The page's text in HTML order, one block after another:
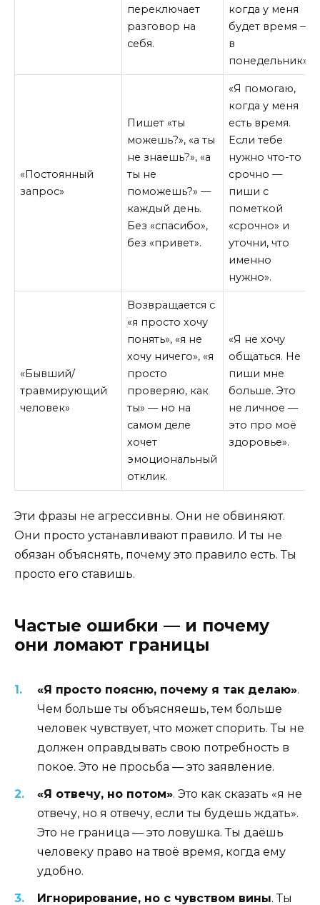
переключает
разговор на
себя.
когда у меня
будет время —
в
понедельник».
«Постоянный
запрос»
Пишет «ты
можешь?», «а ты
не знаешь?», «а
ты не
поможешь?» —
каждый день.
Без «спасибо»,
без «привет».
«Я помогаю,
когда у меня
есть время.
Если тебе
нужно что-то
срочно —
пиши с
пометкой
«срочно» и
уточни, что
именно
нужно».
«Бывший/
травмирующий
человек»
Возвращается с
«я просто хочу
понять», «я не
хочу ничего», «я
просто
проверяю, как
ты» — но на
самом деле
хочет
эмоциональный
отклик.
«Я не хочу
общаться. Не
пиши мне
больше. Это
не личное —
это про моё
здоровье».
Эти фразы не агрессивны. Они не обвиняют.
Они просто устанавливают правило. И ты не
обязан объяснять, почему это правило есть. Ты
просто его ставишь.
Частые ошибки — и почему
они ломают границы
«Я просто поясню, почему я так делаю».
Чем больше ты объясняешь, тем больше
человек чувствует, что может спорить. Ты не
должен оправдывать свою потребность в
покое. Это не просьба — это заявление.
«Я отвечу, но потом». Это как сказать «я не
отвечу, но я отвечу, если ты будешь ждать».
Это не граница — это ловушка. Ты даёшь
человеку право на твоё время, когда ему
удобно.
Игнорирование, но с чувством вины. Ты